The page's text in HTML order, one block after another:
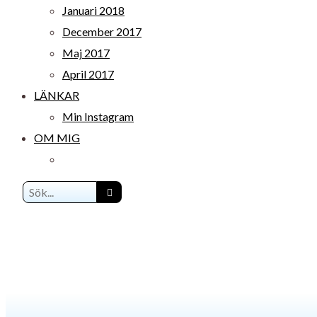
Januari 2018
December 2017
Maj 2017
April 2017
LÄNKAR
Min Instagram
OM MIG